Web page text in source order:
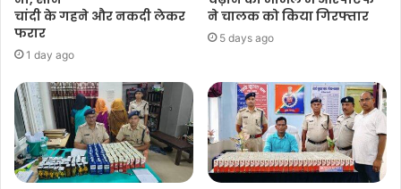
चांदी के गहने और नकदी लेकर
फरार
1 day ago
ने चालक को किया गिरफ्तार
5 days ago